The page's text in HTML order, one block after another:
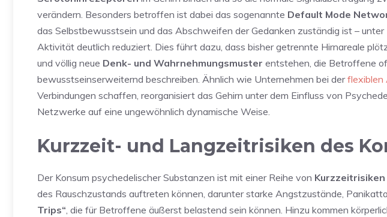
verändern. Besonders betroffen ist dabei das sogenannte Default Mode
das Selbstbewusstsein und das Abschweifen der Gedanken zuständig ist –
Aktivität deutlich reduziert. Dies führt dazu, dass bisher getrennte Hirnareale
und völlig neue Denk- und Wahrnehmungsmuster entstehen, die Betroffene
bewusstseinserweiternd beschreiben. Ähnlich wie Unternehmen bei derflexiblen
Verbindungen schaffen, reorganisiert das Gehirn unter dem Einfluss von
Netzwerke auf eine ungewöhnlich dynamische Weise.
Kurzzeit- und Langzeitrisiken des
Der Konsum psychedelischer Substanzen ist mit einer Reihe von Kurzzeitrisiken
des Rauschzustands auftreten können, darunter starke Angstzustände,
Trips“, die für Betroffene äußerst belastend sein können. Hinzu kommen